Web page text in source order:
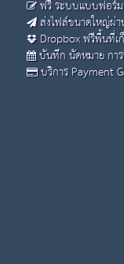
ฟรี ระบบแบบฟอร์
ส่งไฟล์ขนาดใหญ่ผ่า
Dropbox ฟรีพื้นที่
บันทึก นัดหมาย กา
บริการ Payment